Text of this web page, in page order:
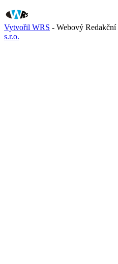
Vytvořil WRS - Webový Redakční
s.r.o.